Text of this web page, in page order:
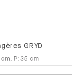
GRYD
cm, P: 35 cm